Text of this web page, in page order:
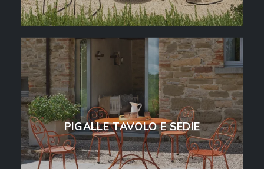
PIGALLE TAVOLO E SEDIE